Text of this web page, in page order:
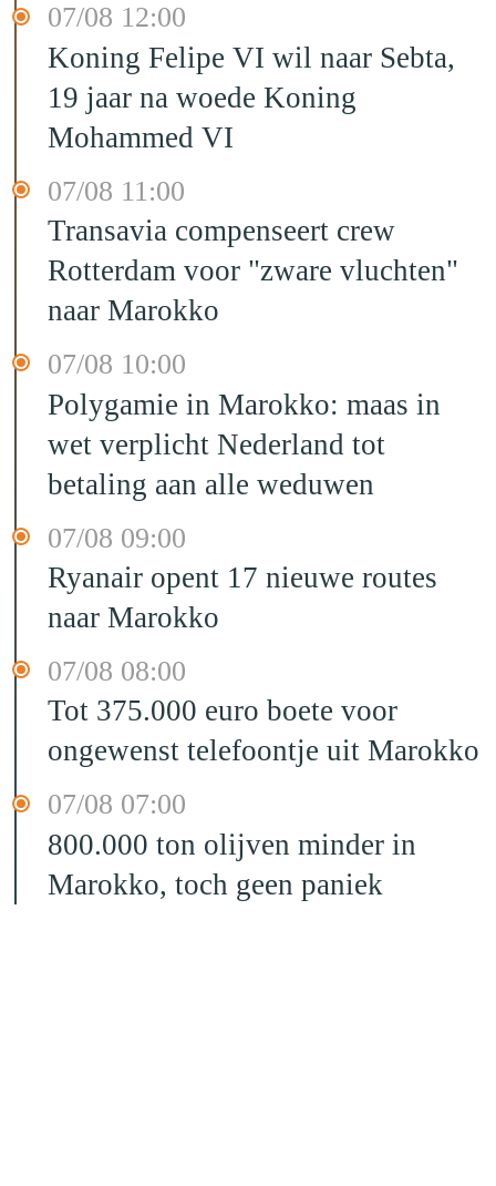
07/08 12:00
Koning Felipe VI wil naar Sebta,
19 jaar na woede Koning
Mohammed VI
07/08 11:00
Transavia compenseert crew
Rotterdam voor "zware vluchten"
naar Marokko
07/08 10:00
Polygamie in Marokko: maas in
wet verplicht Nederland tot
betaling aan alle weduwen
07/08 09:00
Ryanair opent 17 nieuwe routes
naar Marokko
07/08 08:00
Tot 375.000 euro boete voor
ongewenst telefoontje uit Marokko
07/08 07:00
800.000 ton olijven minder in
Marokko, toch geen paniek